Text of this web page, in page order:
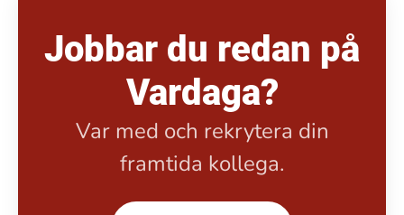
Jobbar du redan på
Vardaga?
Var med och rekrytera din
framtida kollega.